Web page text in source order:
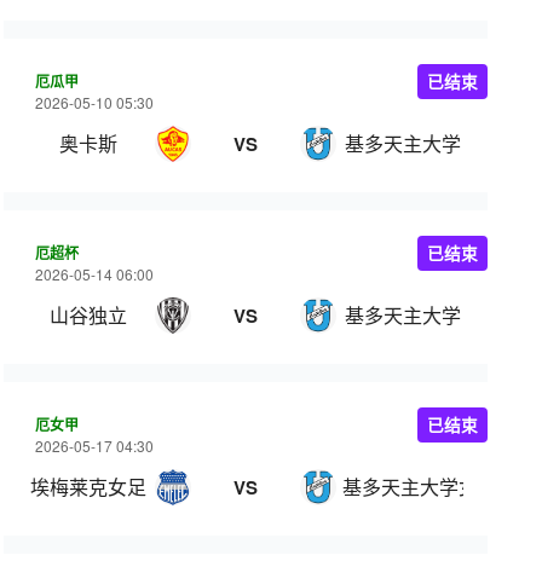
厄瓜甲
2026-05-10 05:30
奥卡斯 VS 基多天主大学
已结束
厄超杯
2026-05-14 06:00
山谷独立 VS 基多天主大学
已结束
厄女甲
2026-05-17 04:30
埃梅莱克女足 VS 基多天主大学女足
已结束